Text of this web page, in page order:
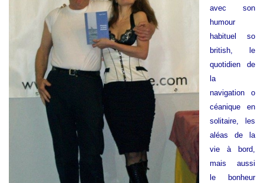
avec son
humour
habituel so
british, le
quotidien de
la
navigation o
céanique en
solitaire, les
aléas de la
vie à bord,
mais aussi
le bonheur